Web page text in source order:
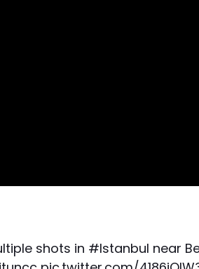
shots in #Istanbul near